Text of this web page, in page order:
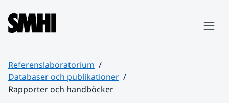
Hoppa till sidans innehåll
Referenslaboratorium
Databaser och publikationer
Rapporter och handböcker